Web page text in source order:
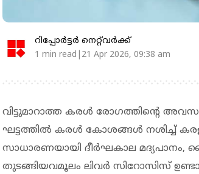
റിപ്പോർട്ടർ നെറ്റ്‌വര്‍ക്ക്‌
1 min read|21 Apr 2026, 09:38 am
വിട്ടുമാറാത്ത കരള്‍ രോഗത്തിന്റെ
ഘട്ടത്തില്‍ കരള്‍ കോശങ്ങള്‍ നശിച്ച്
സാധാരണയായി ദീര്‍ഘകാല മദ്യപാനം,
തുടങ്ങിയവമൂലം ലിവര്‍ സിറോസിസ്